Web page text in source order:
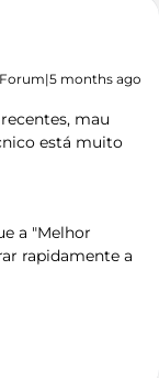
months ago
mau
está muito
a "Melhor
rapidamente a